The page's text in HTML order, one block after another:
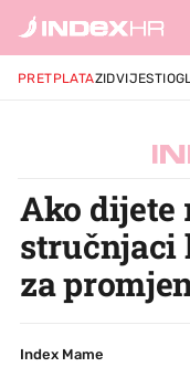
PRETPLATAZIDVIJESTI
Ako dijete
stručnjaci
za
Index Mame